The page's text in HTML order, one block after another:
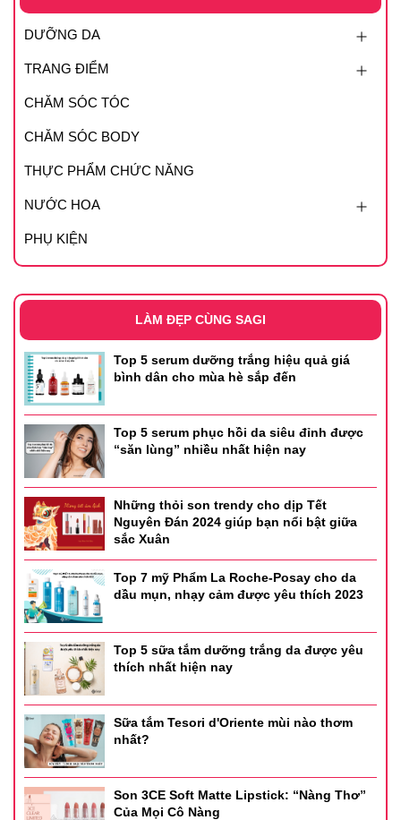
DƯỠNG DA
TRANG ĐIỂM
CHĂM SÓC TÓC
CHĂM SÓC BODY
THỰC PHẨM CHỨC NĂNG
NƯỚC HOA
PHỤ KIỆN
LÀM ĐẸP CÙNG SAGI
Top 5 serum dưỡng trắng hiệu quả giá
bình dân cho mùa hè sắp đến
Top 5 serum phục hồi da siêu đỉnh được
“săn lùng” nhiều nhất hiện nay
Những thỏi son trendy cho dịp Tết
Nguyên Đán 2024 giúp bạn nổi bật giữa
sắc Xuân
Top 7 mỹ Phẩm La Roche-Posay cho da
dầu mụn, nhạy cảm được yêu thích 2023
Top 5 sữa tắm dưỡng trắng da được yêu
thích nhất hiện nay
Sữa tắm Tesori d'Oriente mùi nào thơm
nhất?
Son 3CE Soft Matte Lipstick: “Nàng Thơ”
Của Mọi Cô Nàng